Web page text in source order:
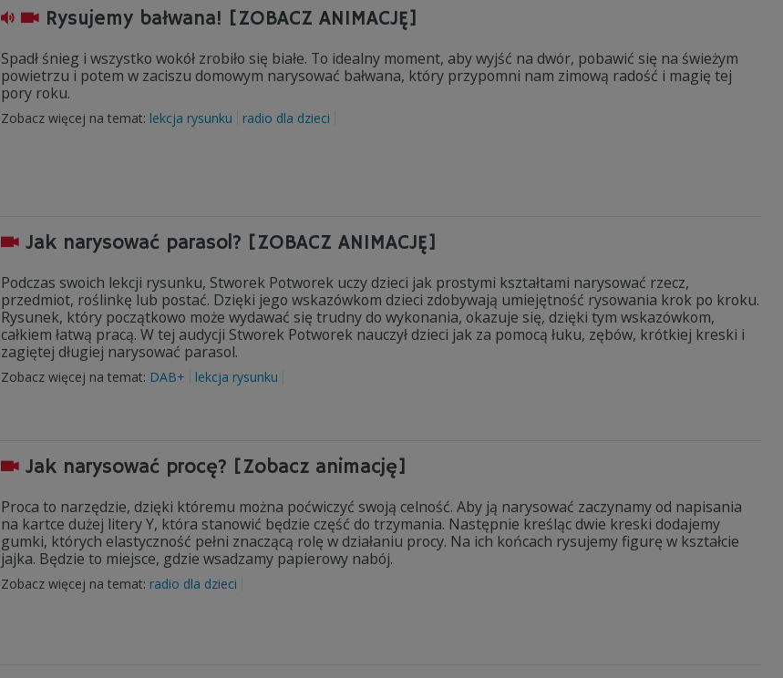
Rysujemy bałwana! [ZOBACZ ANIMACJĘ]
Spadł śnieg i wszystko wokół zrobiło się białe. To idealny moment, aby wyjść na dwór, pobawić się na świeżym
powietrzu i potem w zaciszu domowym narysować bałwana, który przypomni nam zimową radość i magię tej
pory roku.
Zobacz więcej na temat: lekcja rysunku radio dla dzieci
Jak narysować parasol? [ZOBACZ ANIMACJĘ]
Podczas swoich lekcji rysunku, Stworek Potworek uczy dzieci jak prostymi kształtami narysować rzecz,
przedmiot, roślinkę lub postać. Dzięki jego wskazówkom dzieci zdobywają umiejętność rysowania krok po kroku.
Rysunek, który początkowo może wydawać się trudny do wykonania, okazuje się, dzięki tym wskazówkom,
całkiem łatwą pracą. W tej audycji Stworek Potworek nauczył dzieci jak za pomocą łuku, zębów, krótkiej kreski i
zagiętej długiej narysować parasol.
Zobacz więcej na temat: DAB+ lekcja rysunku
Jak narysować procę? [Zobacz animację]
Proca to narzędzie, dzięki któremu można poćwiczyć swoją celność. Aby ją narysować zaczynamy od napisania
na kartce dużej litery Y, która stanowić będzie część do trzymania. Następnie kreśląc dwie kreski dodajemy
gumki, których elastyczność pełni znaczącą rolę w działaniu procy. Na ich końcach rysujemy figurę w kształcie
jajka. Będzie to miejsce, gdzie wsadzamy papierowy nabój.
Zobacz więcej na temat: radio dla dzieci